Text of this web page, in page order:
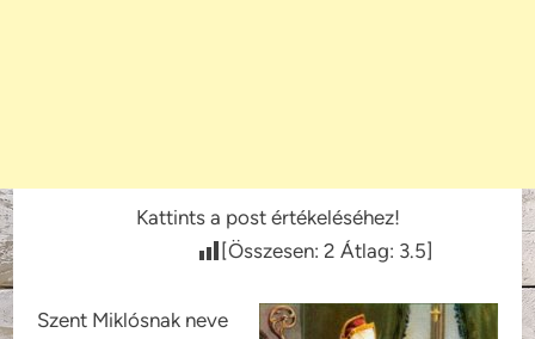
Kattints a post értékeléséhez!
[Összesen: 2 Átlag: 3.5]
Szent Miklósnak neve